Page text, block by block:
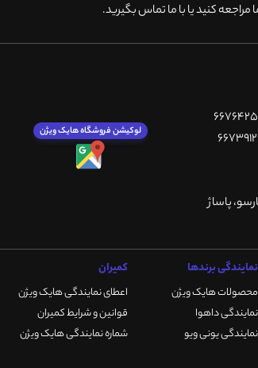
کنید یا با ما تماس بگیرید.
پاساژ
لوکیشن فروشگاه هایک ویژن
نمایندگی برندها
محصولات هایک ویژن
نمایندگی داهوا
نمایندگی یونی ویو
کمیران
اعطای نمایندگی هایک ویژن
قوانین و شرایط کمیران
شماره نمایندگی هایک ویژن